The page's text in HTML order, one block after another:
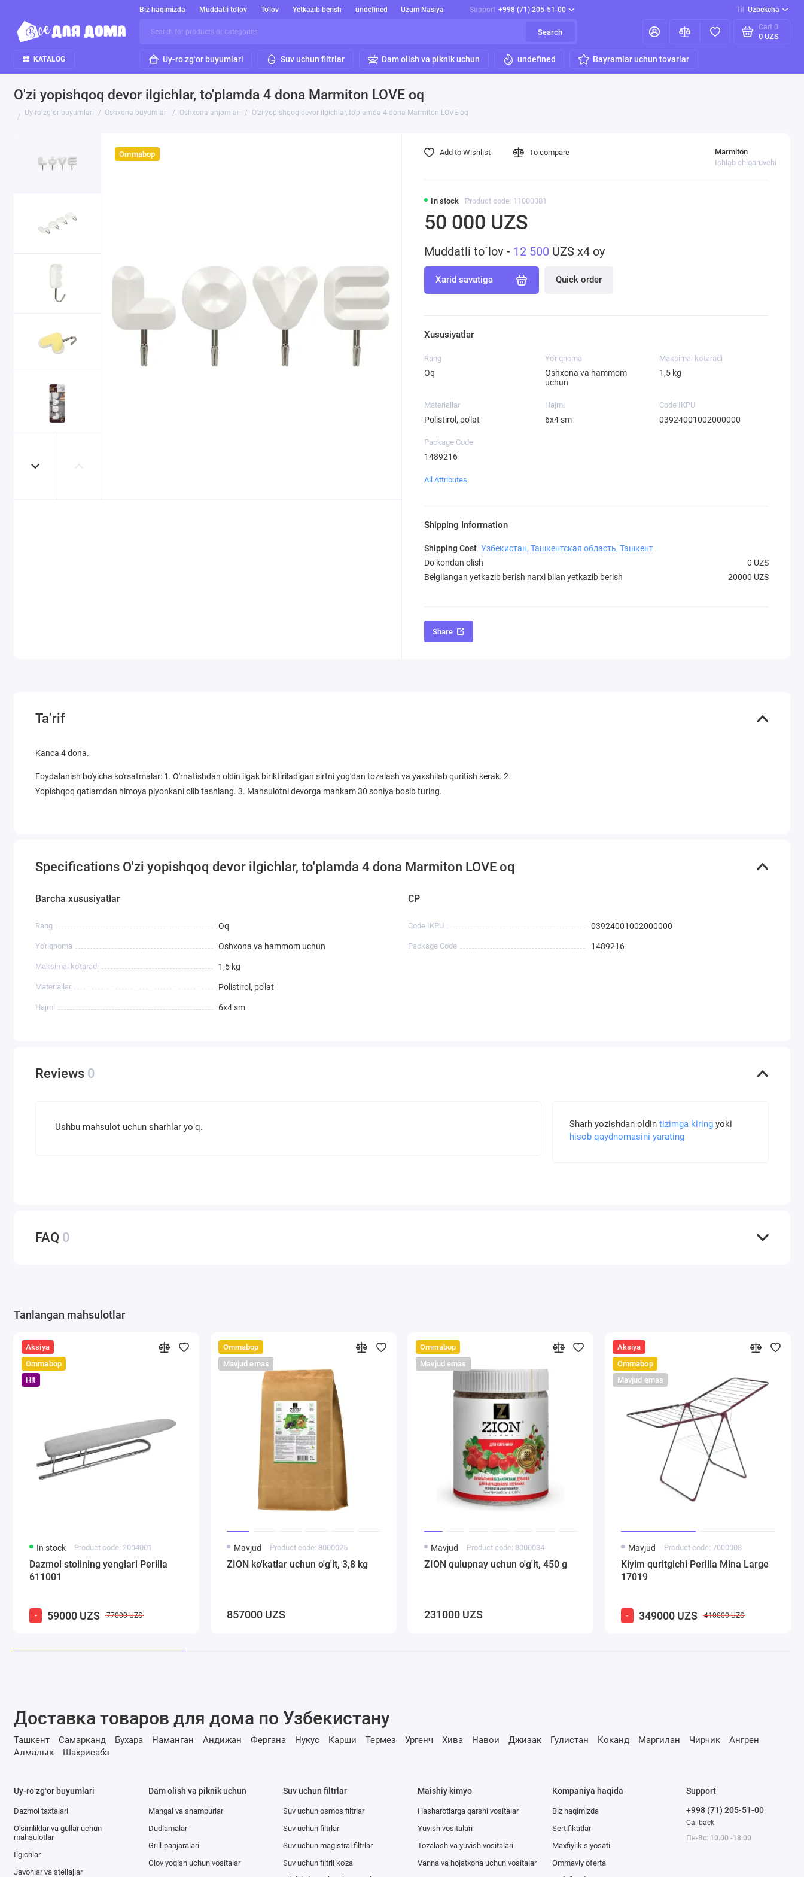
Biz haqimizda Muddatli to'lov To'lov Yetkazib berish undefined Uzum Nasiya Support +998 (71) 205-51-00 Til Uzbekcha
Search
Cart 0
0 UZS
KATALOG Uy-roʻzgʻor buyumlari Suv uchun filtrlar Dam olish va piknik uchun undefined Bayramlar uchun tovarlar
O'zi yopishqoq devor ilgichlar, to'plamda 4 dona Marmiton LOVE oq
Uy-roʻzgʻor buyumlari Oshxona buyumlari Oshxona anjomlari O'zi yopishqoq devor ilgichlar, to'plamda 4 dona Marmiton LOVE oq
Ommabop
In stock Product code: 11000081
Marmiton
Ishlab chiqaruvchi
50 000 UZS
Muddatli to`lov - 12 500 UZS x4 oy
Xarid savatiga Quick order
Add to Wishlist To compare
Xususiyatlar
Rang
Oq
Yo'riqnoma
Oshxona va hammom
uchun
Maksimal ko'taradi
1,5 kg
Materiallar
Polistirol, po'lat
Hajmi
6х4 sm
Code IKPU
03924001002000000
Package Code
1489216
All Attributes
Shipping Information
Shipping Cost Узбекистан, Ташкентская область, Ташкент
Doʻkondan olish
0 UZS
Belgilangan yetkazib berish narxi bilan yetkazib berish
20000 UZS
Share
Ta’rif
Kanca 4 dona.
Foydalanish bo'yicha ko'rsatmalar: 1. O'rnatishdan oldin ilgak biriktiriladigan sirtni yog'dan tozalash va yaxshilab quritish kerak. 2.
Yopishqoq qatlamdan himoya plyonkani olib tashlang. 3. Mahsulotni devorga mahkam 30 soniya bosib turing.
Specifications O'zi yopishqoq devor ilgichlar, to'plamda 4 dona Marmiton LOVE oq
Barcha xususiyatlar
Rang Oq
Yo'riqnoma Oshxona va hammom uchun
Maksimal ko'taradi 1,5 kg
Materiallar Polistirol, po'lat
Hajmi 6х4 sm
CP
Code IKPU 03924001002000000
Package Code 1489216
Reviews 0
Ushbu mahsulot uchun sharhlar yoʻq. Sharh yozishdan oldin tizimga kiring yoki
hisob qaydnomasini yarating
FAQ 0
Tanlangan mahsulotlar
Aksiya
Ommabop
Hit
In stock Product code: 2004001
Dazmol stolining yenglari Perilla
611001
- 59000 UZS 77000 UZS
Ommabop
Mavjud emas
Mavjud Product code: 8000025
ZION ko'katlar uchun o'g'it, 3,8 kg
857000 UZS
Ommabop
Mavjud emas
Mavjud Product code: 8000034
ZION qulupnay uchun o'g'it, 450 g
231000 UZS
Aksiya
Ommabop
Mavjud emas
Mavjud Product code: 7000008
Kiyim quritgichi Perilla Mina Large
17019
- 349000 UZS 410000 UZS
Доставка товаров для дома по Узбекистану
Ташкент Самарканд Бухара Наманган Андижан Фергана Нукус Карши Термез Ургенч Хива Навои Джизак Гулистан Коканд Маргилан Чирчик
Ангрен
Алмалык
Шахрисабз
Uy-roʻzgʻor buyumlari
Dazmol taxtalari
O'simliklar va gullar uchun
mahsulotlar
Ilgichlar
Javonlar va stellajlar
Dam olish va piknik uchun
Mangal va shampurlar
Dudlamalar
Grill-panjaralari
Olov yoqish uchun vositalar
Suv uchun filtrlar
Suv uchun osmos filtrlar
Suv uchun filtrlar
Suv uchun magistral filtrlar
Suv uchun filtrli ko'za
Maishiy kimyo
Hasharotlarga qarshi vositalar
Yuvish vositalari
Tozalash va yuvish vositalari
Vanna va hojatxona uchun vositalar
Kompaniya haqida
Biz haqimizda
Sertifikatlar
Maxfiylik siyosati
Ommaviy oferta
Support
+998 (71) 205-51-00
Callback
Пн-Вс: 10.00 -18.00